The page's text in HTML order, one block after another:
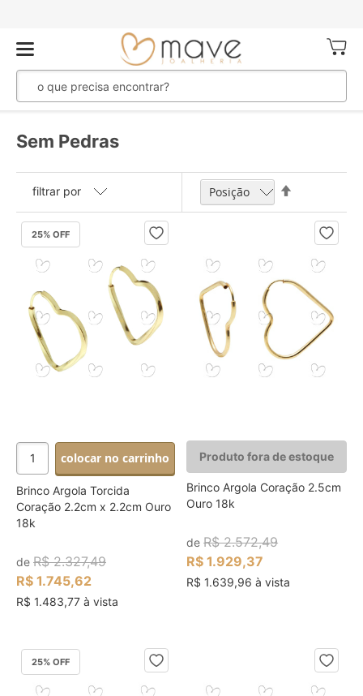
Meu
Sem Pedras
Definir
Decrescente
25% OFF
colocar no carrinho
Brinco Argola Torcida
Coração 2.2cm x 2.2cm Ouro
18k
de R$ 2.327,49
R$ 1.745,62
R$ 1.483,77 à vista
Produto fora de estoque
Brinco Argola Coração 2.5cm
Ouro 18k
deR$ 2.572,49
R$ 1.929,37
R$ 1.639,96 à vista
25% OFF
filtrar por